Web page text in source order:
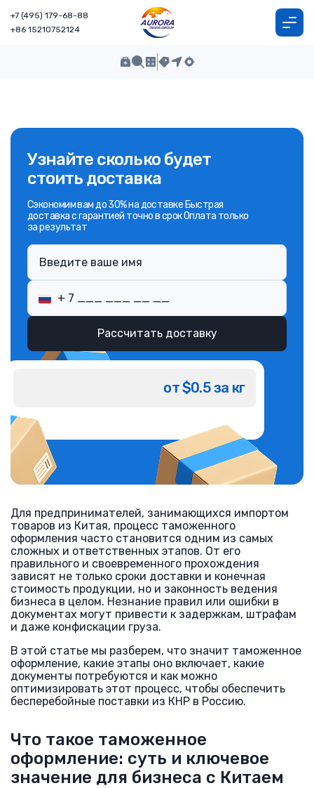
+7 (495) 179-68-88
+86 15210752124
Узнайте сколько будет
стоить доставка
Сэкономим вам до 30% на доставке Быстрая
доставка с гарантией точно в срок Оплата только
за результат
Рассчитать доставку
от $0.5 за кг
Для предпринимателей, занимающихся импортом
товаров из Китая, процесс таможенного
оформления часто становится одним из самых
сложных и ответственных этапов. От его
правильного и своевременного прохождения
зависят не только сроки доставки и конечная
стоимость продукции, но и законность ведения
бизнеса в целом. Незнание правил или ошибки в
документах могут привести к задержкам, штрафам
и даже конфискации груза.
В этой статье мы разберем, что значит таможенное
оформление, какие этапы оно включает, какие
документы потребуются и как можно
оптимизировать этот процесс, чтобы обеспечить
бесперебойные поставки из КНР в Россию.
Что такое таможенное
оформление: суть и ключевое
значение для бизнеса с Китаем